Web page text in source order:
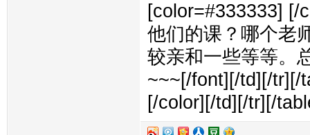
[color=#333333] [/
他们的课？哪个老
较亲和一些等等。
~~~[/font][/td][/tr][/
[/color][/td][/tr][/